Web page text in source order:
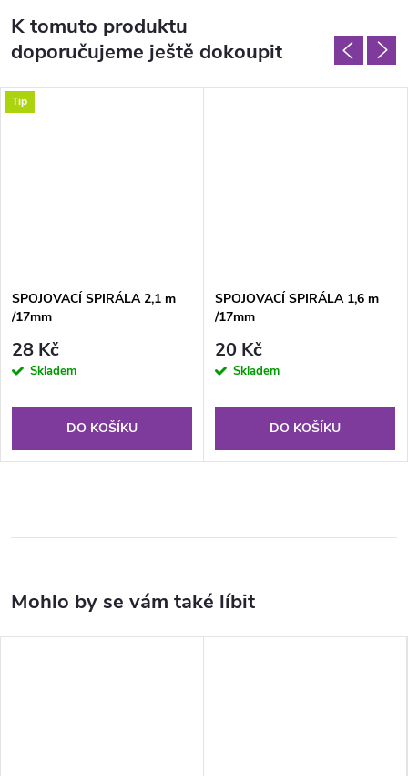
K tomuto produktu
doporučujeme ještě dokoupit
Tip
SPOJOVACÍ SPIRÁLA 2,1 m
/17mm
28 Kč
Skladem
DO KOŠÍKU
SPOJOVACÍ SPIRÁLA 1,6 m
/17mm
20 Kč
Skladem
DO KOŠÍKU